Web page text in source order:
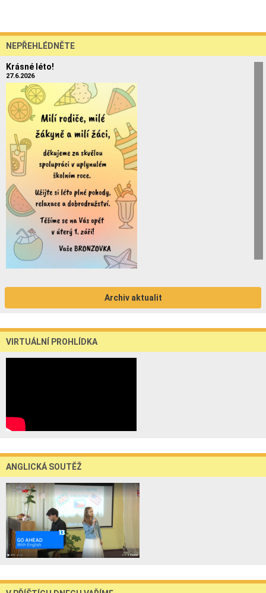
NEPŘEHLÉDNĚTE
Krásné léto!
27.6.2026
Archiv aktualit
VIRTUÁLNÍ PROHLÍDKA
ANGLICKÁ SOUTĚŽ